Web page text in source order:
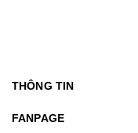
THÔNG TIN
FANPAGE